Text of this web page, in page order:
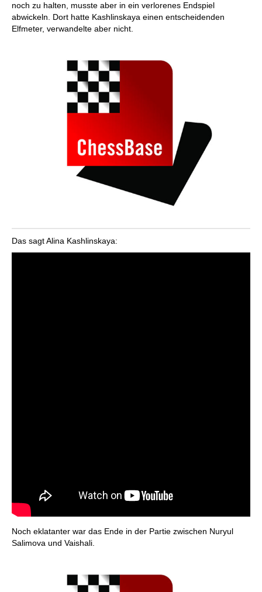
noch zu halten, musste aber in ein verlorenes Endspiel
abwickeln. Dort hatte Kashlinskaya einen entscheidenden
Elfmeter, verwandelte aber nicht.
Das sagt Alina Kashlinskaya:
Noch eklatanter war das Ende in der Partie zwischen Nuryul
Salimova und Vaishali.